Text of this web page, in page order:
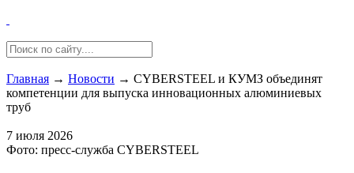
Главная → Новости → CYBERSTEEL и КУМЗ объединят
компетенции для выпуска инновационных алюминиевых
труб
7 июля 2026
Фото: пресс-служба CYBERSTEEL